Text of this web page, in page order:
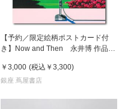
【予約／限定絵柄ポストカード付
き】Now and Then 永井博 作品
￥3,000 (税込 ￥3,300)
銀座 蔦屋書店